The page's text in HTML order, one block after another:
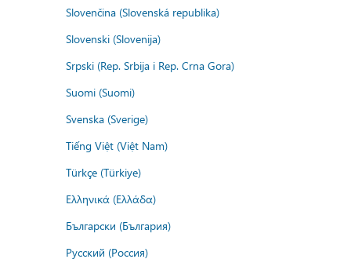
Slovenčina (Slovenská republika)
Slovenski (Slovenija)
Srpski (Rep. Srbija i Rep. Crna Gora)
Suomi (Suomi)
Svenska (Sverige)
Tiếng Việt (Việt Nam)
Türkçe (Türkiye)
Ελληνικά (Ελλάδα)
Български (България)
Русский (Россия)